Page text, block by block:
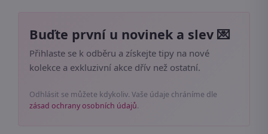
Buďte první u novinek a slev 💌
Přihlaste se k odběru a získejte tipy na nové
kolekce a exkluzivní akce dřív než ostatní.
Odhlásit se můžete kdykoliv. Vaše údaje chráníme dle
zásad ochrany osobních údajů.